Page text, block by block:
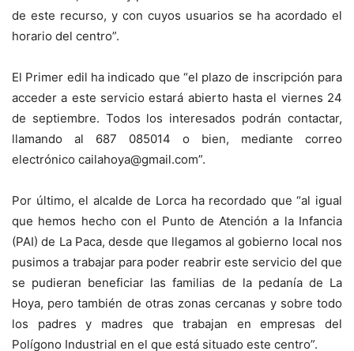
de este recurso, y con cuyos usuarios se ha acordado el
horario del centro”.
El Primer edil ha indicado que “el plazo de inscripción para
acceder a este servicio estará abierto hasta el viernes 24
de septiembre. Todos los interesados podrán contactar,
llamando al 687 085014 o bien, mediante correo
electrónico cailahoya@gmail.com”.
Por último, el alcalde de Lorca ha recordado que “al igual
que hemos hecho con el Punto de Atención a la Infancia
(PAI) de La Paca, desde que llegamos al gobierno local nos
pusimos a trabajar para poder reabrir este servicio del que
se pudieran beneficiar las familias de la pedanía de La
Hoya, pero también de otras zonas cercanas y sobre todo
los padres y madres que trabajan en empresas del
Polígono Industrial en el que está situado este centro”.